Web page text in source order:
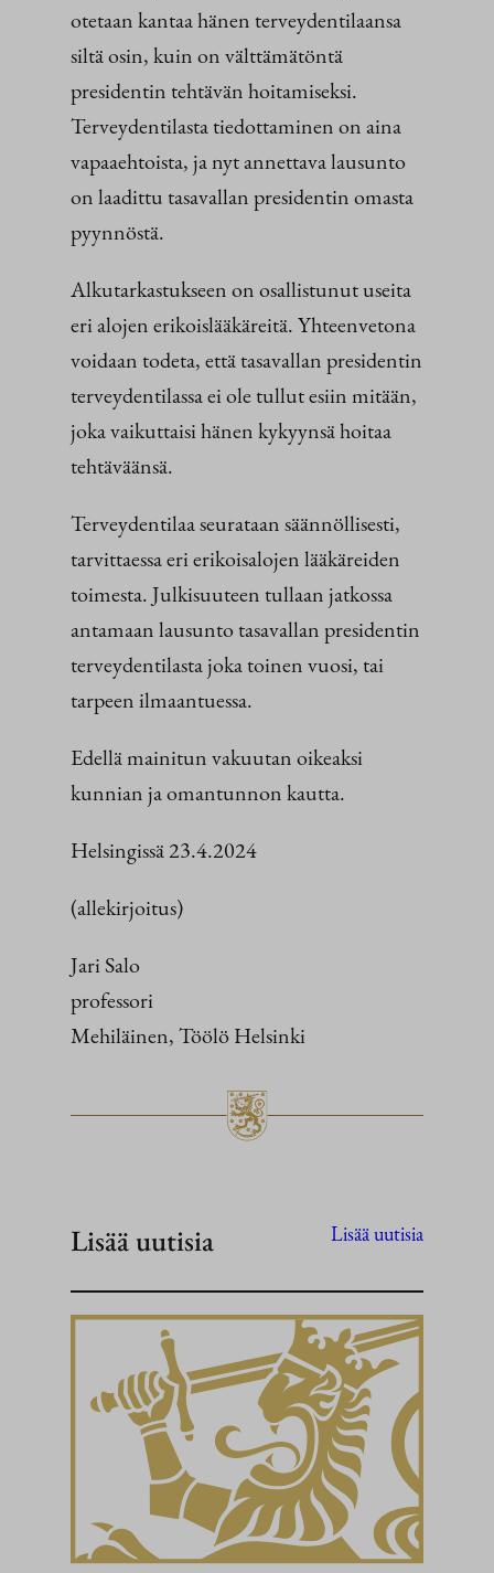
otetaan kantaa hänen terveydentilaansa
siltä osin, kuin on välttämätöntä
presidentin tehtävän hoitamiseksi.
Terveydentilasta tiedottaminen on aina
vapaaehtoista, ja nyt annettava lausunto
on laadittu tasavallan presidentin omasta
pyynnöstä.
Alkutarkastukseen on osallistunut useita
eri alojen erikoislääkäreitä. Yhteenvetona
voidaan todeta, että tasavallan presidentin
terveydentilassa ei ole tullut esiin mitään,
joka vaikuttaisi hänen kykyynsä hoitaa
tehtäväänsä.
Terveydentilaa seurataan säännöllisesti,
tarvittaessa eri erikoisalojen lääkäreiden
toimesta. Julkisuuteen tullaan jatkossa
antamaan lausunto tasavallan presidentin
terveydentilasta joka toinen vuosi, tai
tarpeen ilmaantuessa.
Edellä mainitun vakuutan oikeaksi
kunnian ja omantunnon kautta.
Helsingissä 23.4.2024
(allekirjoitus)
Jari Salo
professori
Mehiläinen, Töölö Helsinki
Lisää uutisia Lisää uutisia